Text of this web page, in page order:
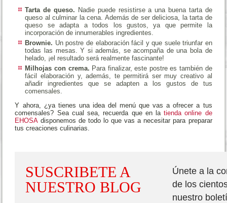
Tarta de queso. Nadie puede resistirse a una buena tarta de
queso al culminar la cena. Además de ser deliciosa, la tarta de
queso se adapta a todos los gustos, ya que permite la
incorporación de innumerables ingredientes.
Brownie. Un postre de elaboración fácil y que suele triunfar en
todas las mesas. Y si además, se acompaña de una bola de
helado, ¡el resultado será realmente fascinante!
Milhojas con crema. Para finalizar, este postre es también de
fácil elaboración y, además, te permitirá ser muy creativo al
añadir ingredientes que se adapten a los gustos de tus
comensales.
Y ahora, ¿ya tienes una idea del menú que vas a ofrecer a tus
comensales? Sea cual sea, recuerda que en latienda online de
EHOSAdisponemos de todo lo que vas a necesitar para preparar
tus creaciones culinarias.
SUSCRIBETE A
NUESTRO BLOG
Únete a la
de los
nuestro